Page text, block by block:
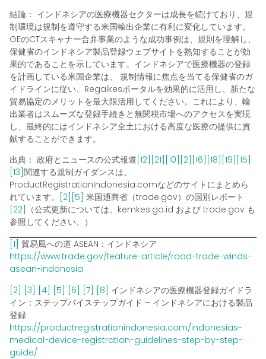
結論： インドネシアの医療機器セクターは成長を続けており、規
制環境は規制を遵守する米国輸出企業に有利に変化しています。
GEのCTスキャナー合弁事業のような成功事例は、規則を理解し、
保健省のインドネシア製品登録ウェブサイトを熟知することが効
果的であることを示しています。インドネシアで医療機器の登録
を計画している米国企業は、 規制情報に焦点を当てる保健省のガ
イドラインに従い、Regalkesポータルを効果的に活用し、新たな
貿易協定のメリットを最大限活用してください。これにより、輸
出業者はスムーズな登録手続きと無関税市場へのアクセスを実現
し、最終的にはインドネシア全土における高度な医療の提供に貢
献することができます。
出典： 政府とニュースの公式報道 [12] [21] [10] [2] [16] [18] [19] [15]
[13]関連する規制ガイダンスは、
ProductRegistrationIndonesia.comなどのサイトにまとめら
れています。 [2] [5] 米国通商省（trade.gov）の国別レポート
[22] （公式更新については、kemkes.go.id および trade.gov も
参照してください。）
[1] 貿易風への道 ASEAN：インドネシア
https://www.trade.gov/feature-article/road-trade-winds-
asean-indonesia
[2] [3] [4] [5] [6] [7] [8] インドネシアの医療機器登録ガイドラ
イン：ステップバイステップガイド – インドネシアにおける製品
登録
https://productregistrationindonesia.com/indonesias-
medical-device-registration-guidelines-step-by-step-
guide/